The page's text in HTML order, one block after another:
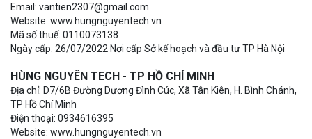
Email: vantien2307@gmail.com
Website: www.hungnguyentech.vn
Mã số thuế: 0110073138
Ngày cấp: 26/07/2022 Nơi cấp Sở kế hoạch và đầu tư TP Hà Nội
HÙNG NGUYÊN TECH - TP HỒ CHÍ MINH
Địa chỉ: D7/6B Đường Dương Đình Cúc, Xã Tân Kiên, H. Bình Chánh,
TP Hồ Chí Minh
Điện thoại: 0934616395
Website: www.hungnguyentech.vn